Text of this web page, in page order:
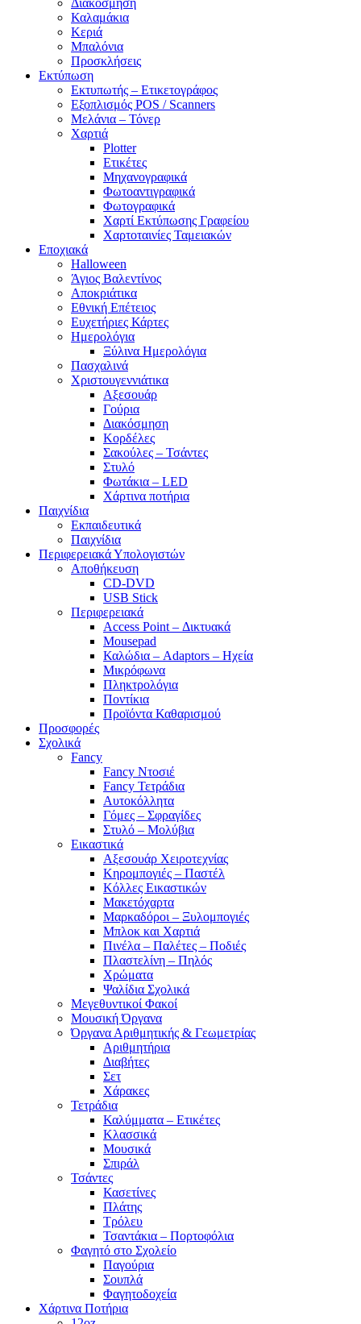
Καλαμάκια
Κεριά
Μπαλόνια
Προσκλήσεις
Εκτύπωση
Εκτυπωτής – Ετικετογράφος
Εξοπλισμός POS / Scanners
Μελάνια – Τόνερ
Χαρτιά
Plotter
Ετικέτες
Μηχανογραφικά
Φωτοαντιγραφικά
Φωτογραφικά
Χαρτί Εκτύπωσης Γραφείου
Χαρτοταινίες Ταμειακών
Εποχιακά
Halloween
Άγιος Βαλεντίνος
Αποκριάτικα
Εθνική Επέτειος
Ευχετήριες Κάρτες
Ημερολόγια
Ξύλινα Ημερολόγια
Πασχαλινά
Χριστουγεννιάτικα
Αξεσουάρ
Γούρια
Διακόσμηση
Κορδέλες
Σακούλες – Τσάντες
Στυλό
Φωτάκια – LED
Χάρτινα ποτήρια
Παιχνίδια
Εκπαιδευτικά
Παιχνίδια
Περιφερειακά Υπολογιστών
Αποθήκευση
CD-DVD
USB Stick
Περιφερειακά
Access Point – Δικτυακά
Mousepad
Καλώδια – Adaptors – Ηχεία
Μικρόφωνα
Πληκτρολόγια
Ποντίκια
Προϊόντα Καθαρισμού
Προσφορές
Σχολικά
Fancy
Fancy Ντοσιέ
Fancy Τετράδια
Αυτοκόλλητα
Γόμες – Σφραγίδες
Στυλό – Μολύβια
Εικαστικά
Αξεσουάρ Χειροτεχνίας
Κηρομπογιές – Παστέλ
Κόλλες Εικαστικών
Μακετόχαρτα
Μαρκαδόροι – Ξυλομπογιές
Μπλοκ και Χαρτιά
Πινέλα – Παλέτες – Ποδιές
Πλαστελίνη – Πηλός
Χρώματα
Ψαλίδια Σχολικά
Μεγεθυντικοί Φακοί
Μουσική Όργανα
Όργανα Αριθμητικής & Γεωμετρίας
Αριθμητήρια
Διαβήτες
Σετ
Χάρακες
Τετράδια
Καλύμματα – Ετικέτες
Κλασσικά
Μουσικά
Σπιράλ
Τσάντες
Κασετίνες
Πλάτης
Τρόλευ
Τσαντάκια – Πορτοφόλια
Φαγητό στο Σχολείο
Παγούρια
Σουπλά
Φαγητοδοχεία
Χάρτινα Ποτήρια